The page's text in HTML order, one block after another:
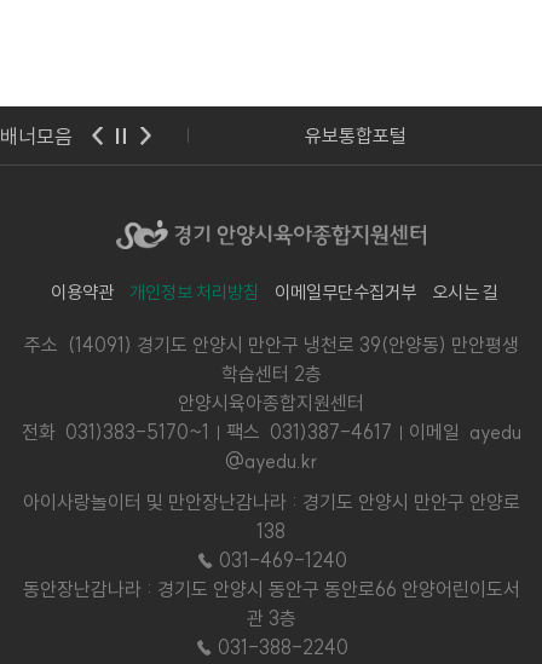
배너모음
보육포털 유보통합포털
이용약관 개인정보 처리방침 이메일무단수집거부 오시는 길
주소 (14091) 경기도 안양시 만안구 냉천로 39(안양동) 만안평생
학습센터 2층
안양시육아종합지원센터
전화 031)383-5170~1 팩스 031)387-4617
이메일 ayedu
@ayedu.kr
아이사랑놀이터 및 만안장난감나라 : 경기도 안양시 만안구 안양로
138
☎ 031-469-1240
동안장난감나라 : 경기도 안양시 동안구 동안로66 안양어린이도서
관 3층
☎ 031-388-2240